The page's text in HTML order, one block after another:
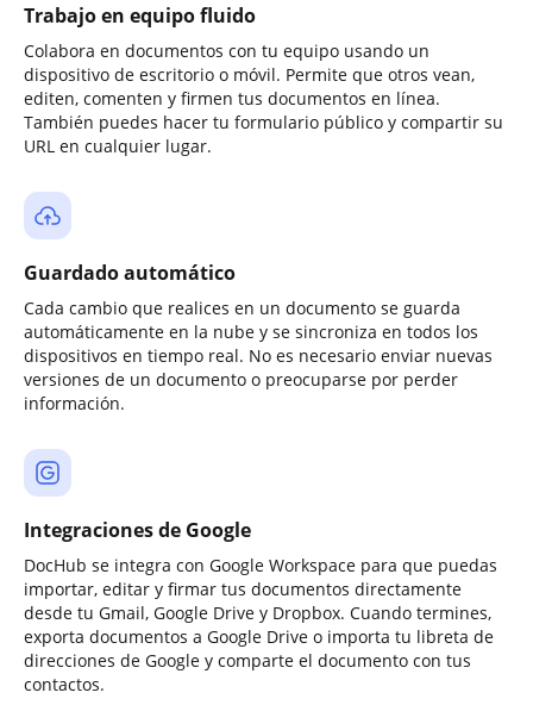
Trabajo en equipo fluido
Colabora en documentos con tu equipo usando un
dispositivo de escritorio o móvil. Permite que otros vean,
editen, comenten y firmen tus documentos en línea.
También puedes hacer tu formulario público y compartir su
URL en cualquier lugar.
Guardado automático
Cada cambio que realices en un documento se guarda
automáticamente en la nube y se sincroniza en todos los
dispositivos en tiempo real. No es necesario enviar nuevas
versiones de un documento o preocuparse por perder
información.
Integraciones de Google
DocHub se integra con Google Workspace para que puedas
importar, editar y firmar tus documentos directamente
desde tu Gmail, Google Drive y Dropbox. Cuando termines,
exporta documentos a Google Drive o importa tu libreta de
direcciones de Google y comparte el documento con tus
contactos.